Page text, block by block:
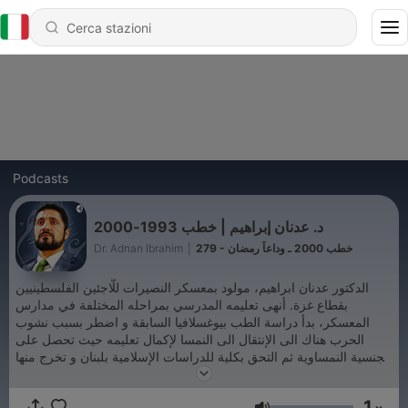
Podcasts
د. عدنان إبراهيم | خطب 1993-2000
Dr. Adnan Ibrahim 279 - خطب 2000 ـ وداعاً رمضان
الدكتور عدنان ابراهيم، مولود بمعسكر النصيرات للّاجئين الفلسطينيين
بقطاع غزة. أنهى تعليمه المدرسي بمراحله المختلفة في مدارس
المعسكر، بدأ دراسة الطب بيوغسلافيا السابقة و اضطر بسبب نشوب
الحرب هناك الى الإنتقال الى النمسا لإكمال تعليمه حيث تحصل على
الجنسية النمساوية ثم التحق بكلية للدراسات الإسلامية بلبنان و تخرج منها
بتفوق وتحصل بعد ذلك على شهادة الماجستير في الدراسات الإسلامية